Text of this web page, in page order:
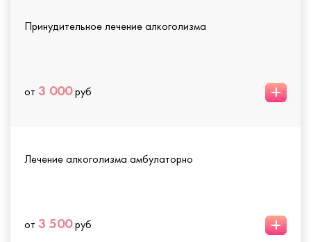
Принудительное лечение алкоголизма
от 3 000руб +
Лечение алкоголизма амбулаторно
от 3 500руб +